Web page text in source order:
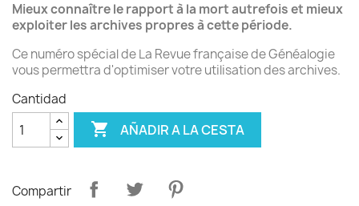
Mieux connaître le rapport à la mort autrefois et mieux
exploiter les archives propres à cette période.
Ce numéro spécial de La Revue française de Généalogie
vous permettra d'optimiser votre utilisation des archives.
Cantidad
 AÑADIR A LA CESTA
Compartir